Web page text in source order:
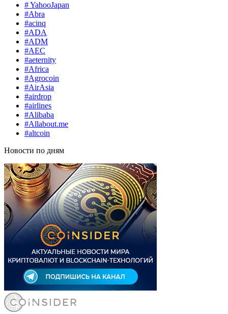
# YahooJapan
#Abra
#acinq
#ADA
#ADM
#AEC
#aeternity
#Africa
#Agrocoin
#AirAsia
#airdrop
#airlines
#Alibaba
#Allabout.me
#altcoin
Новости по дням